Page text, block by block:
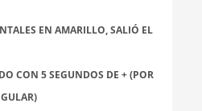
EN AMARILLO, SALIÓ EL
CON 5 SEGUNDOS DE + (POR